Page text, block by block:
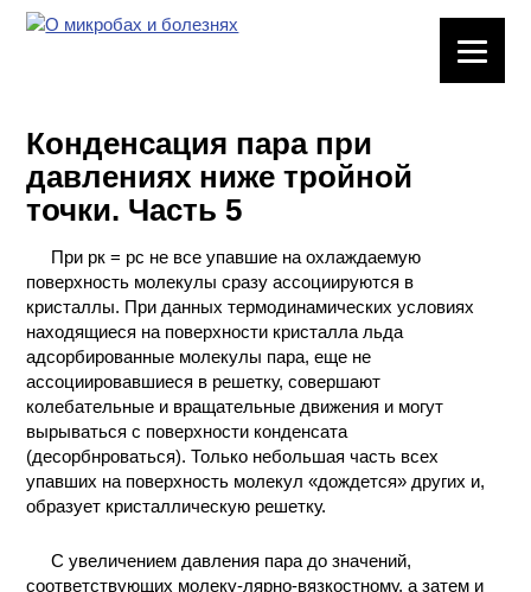
ХИМИЧЕСКАЯ
ПОСУДА
ФАКТОРЫ
МЕТОДЫ
ПРАКТИЧЕСКОЙ
ХИМИИ
ХИМИЯ НА
ПРОИЗВОДСТВЕ
И ХИМИЧЕСКАЯ
ТЕХНОЛОГИЯ
КОНТАКТЫ
Конденсация пара при
давлениях ниже тройной
точки. Часть 5
При рк = рс не все упавшие на охлаждаемую
поверхность молекулы сразу ассоциируются в
кристаллы. При данных термодинамических условиях
находящиеся на поверхности кристалла льда
адсорбированные молекулы пара, еще не
ассоциировавшиеся в решетку, совершают
колебательные и вращательные движения и могут
вырываться с поверхности конденсата
(десорбнроваться). Только небольшая часть всех
упавших на поверхность молекул «дождется» других и,
образует кристаллическую решетку.
С увеличением давления пара до значений,
соответствующих молеку-лярно-вязкостному, а затем и